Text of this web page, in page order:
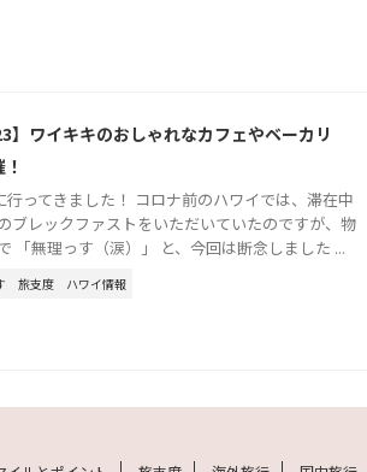
】ワイキキのおしゃれなカフェやベーカリ
行ってきました！ コロナ前のハワイでは、滞在中
ブレックファストをいただいていたのですが、物
「無理っす（涙）」 と、今回は断念しました ...
旅支度 ハワイ情報